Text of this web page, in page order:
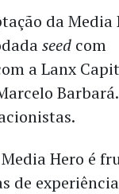
da Media
seed com
a Lanx
Hero é
de